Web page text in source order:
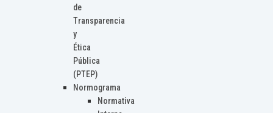
de
Transparencia
y
Ética
Pública
(PTEP)
Normograma
Normativa